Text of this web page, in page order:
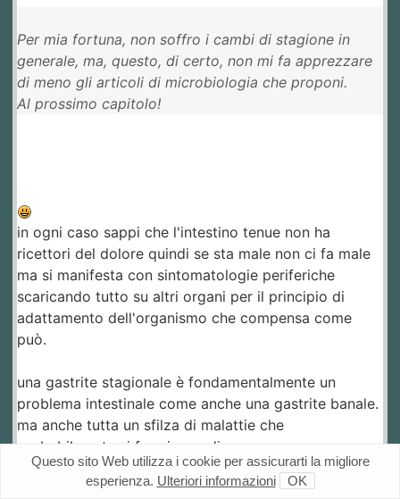
Per mia fortuna, non soffro i cambi di stagione in
generale, ma, questo, di certo, non mi fa apprezzare
di meno gli articoli di microbiologia che proponi.
Al prossimo capitolo!
in ogni caso sappi che l'intestino tenue non ha
ricettori del dolore quindi se sta male non ci fa male
ma si manifesta con sintomatologie periferiche
scaricando tutto su altri organi per il principio di
adattamento dell'organismo che compensa come
può.
una gastrite stagionale è fondamentalmente un
problema intestinale come anche una gastrite banale.
ma anche tutta un sfilza di malattie che
probabilmente si fa prima a dire cosa non provoca
considerando che tutti i processi riparatori e quelli
difensivi hanno sede lì...
Questo sito Web utilizza i cookie per assicurarti la migliore
esperienza. Ulteriori informazioni OK